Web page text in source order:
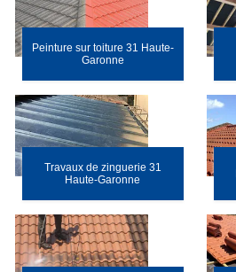
Peinture sur toiture 31 Haute-
Garonne
Travaux de zinguerie 31
Haute-Garonne